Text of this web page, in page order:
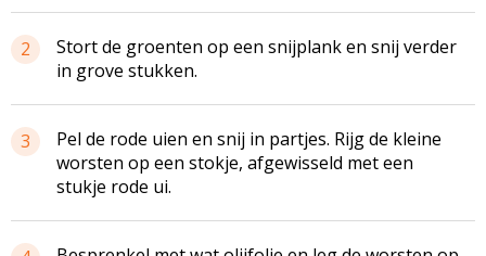
2
Stort de groenten op een snijplank en snij verder
in grove stukken.
3
Pel de rode uien en snij in partjes. Rijg de kleine
worsten op een stokje, afgewisseld met een
stukje rode ui.